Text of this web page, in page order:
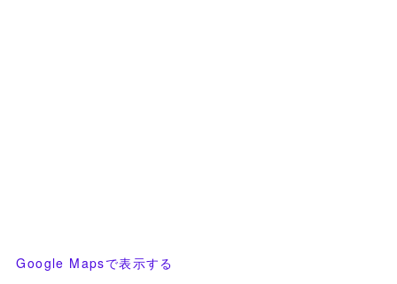
Google Mapsで表示する